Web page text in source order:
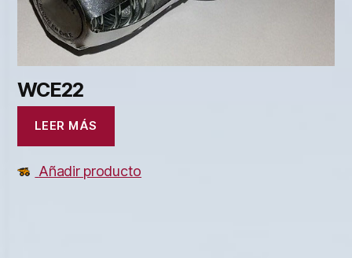
WCE22
LEER MÁS
Añadir producto